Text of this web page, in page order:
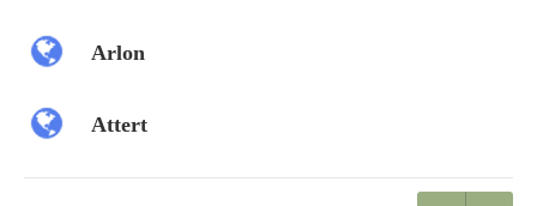
Arlon
Attert